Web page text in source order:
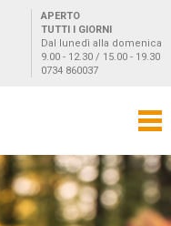
APERTO
TUTTI I GIORNI
Dal lunedì alla domenica
9.00 - 12.30 / 15.00 - 19.30
0734 860037